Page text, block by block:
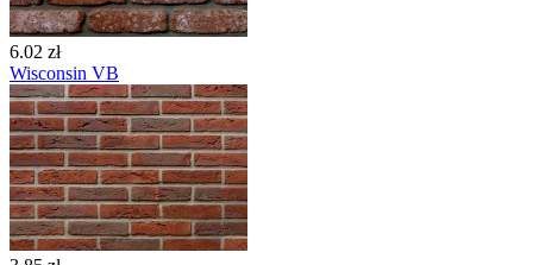
6.02 zł
Wisconsin VB